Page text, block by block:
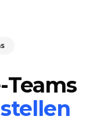
Teams